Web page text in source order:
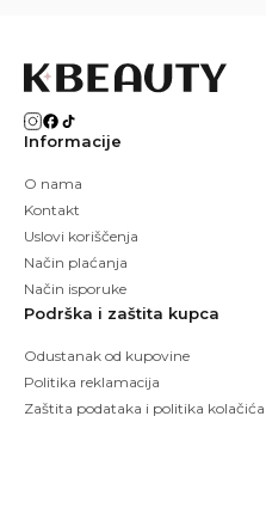
Informacije
O nama
Kontakt
Uslovi koriščenja
Način plaćanja
Način isporuke
Podrška i zaštita kupca
Odustanak od kupovine
Politika reklamacija
Zaštita podataka i politika kolačića